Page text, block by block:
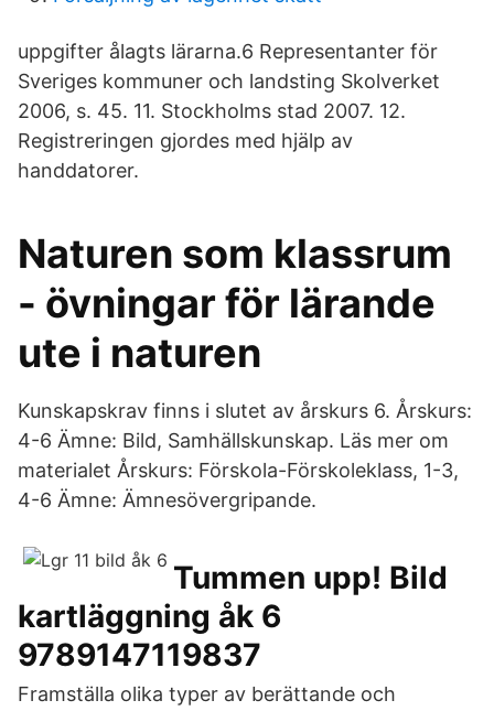
uppgifter ålagts lärarna.6 Representanter för
Sveriges kommuner och landsting Skolverket
2006, s. 45. 11. Stockholms stad 2007. 12.
Registreringen gjordes med hjälp av
handdatorer.
Naturen som klassrum
- övningar för lärande
ute i naturen
Kunskapskrav finns i slutet av årskurs 6. Årskurs:
4-6 Ämne: Bild, Samhällskunskap. Läs mer om
materialet Årskurs: Förskola-Förskoleklass, 1-3,
4-6 Ämne: Ämnesövergripande.
Tummen upp! Bild
kartläggning åk 6
9789147119837
Framställa olika typer av berättande och